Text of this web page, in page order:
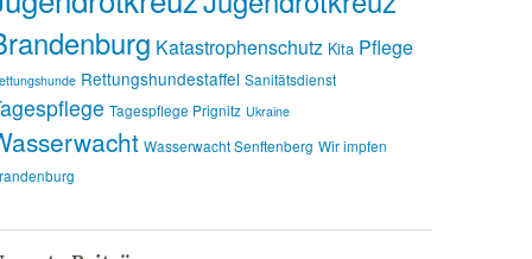
Katastrophenschutz Kita Pflege
Rettungshundestaffel Sanitätsdienst
Tagespflege Prignitz Ukraine
Wasserwacht Senftenberg Wir impfen